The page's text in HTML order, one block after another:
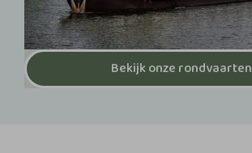
Bekijk onze rondvaarten